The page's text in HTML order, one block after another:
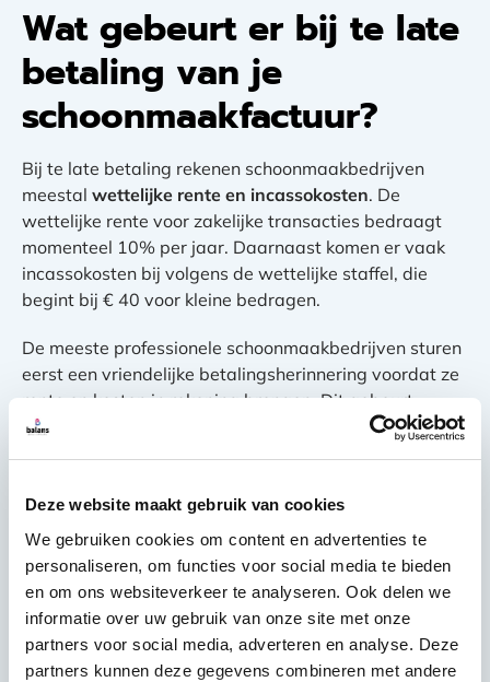
Deze website maakt gebruik van cookies
We gebruiken cookies om content en advertenties te
personaliseren, om functies voor social media te bieden
en om ons websiteverkeer te analyseren. Ook delen we
informatie over uw gebruik van onze site met onze
partners voor social media, adverteren en analyse. Deze
partners kunnen deze gegevens combineren met andere
Wat gebeurt er bij te late
betaling van je
schoonmaakfactuur?
Bij te late betaling rekenen schoonmaakbedrijven
meestal wettelijke rente en incassokosten. De
wettelijke rente voor zakelijke transacties bedraagt
momenteel 10% per jaar. Daarnaast komen er vaak
incassokosten bij volgens de wettelijke staffel, die
begint bij € 40 voor kleine bedragen.
De meeste professionele schoonmaakbedrijven sturen
eerst een vriendelijke betalingsherinnering voordat ze
rente en kosten in rekening brengen. Dit gebeurt
meestal 7 tot 14 dagen na de vervaldatum. Ze bieden
omstandigheden.
Bij aanhoudende betalingsachterstand zoeken goede
schoonmaakbedrijven eerst naar een oplossing samen
met je. Ze begrijpen dat betalingsproblemen kunnen
ontstaan en willen graag de samenwerking
voortzetten. Open communicatie helpt om samen tot